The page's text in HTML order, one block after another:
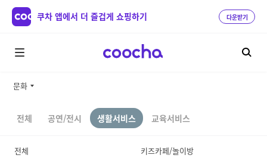
쿠차 앱에서 더 즐겁게 쇼핑하기 다운받기
문화
전체 공연/전시 생활서비스 교육서비스
전체
키즈카페/놀이방